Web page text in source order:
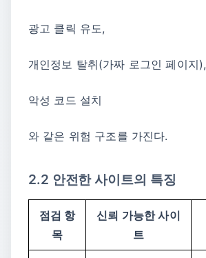
광고 클릭 유도,
개인정보 탈취(가짜 로그인 페이지),
악성 코드 설치
와 같은 위험 구조를 가진다.
2.2 안전한 사이트의 특징
점검 항
목
신뢰 가능한 사이
트